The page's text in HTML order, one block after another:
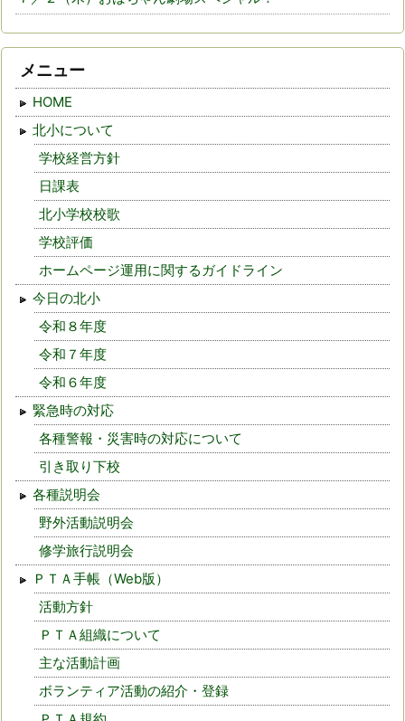
メニュー
HOME
北小について
学校経営方針
日課表
北小学校校歌
学校評価
ホームページ運用に関するガイドライン
今日の北小
令和８年度
令和７年度
令和６年度
緊急時の対応
各種警報・災害時の対応について
引き取り下校
各種説明会
野外活動説明会
修学旅行説明会
ＰＴＡ手帳（Web版）
活動方針
ＰＴＡ組織について
主な活動計画
ボランティア活動の紹介・登録